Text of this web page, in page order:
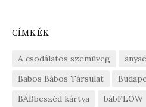
CÍMKÉK
A csodálatos szemüveg
Babos Bábos Társulat
BÁBbeszéd kártya
bábFLOW